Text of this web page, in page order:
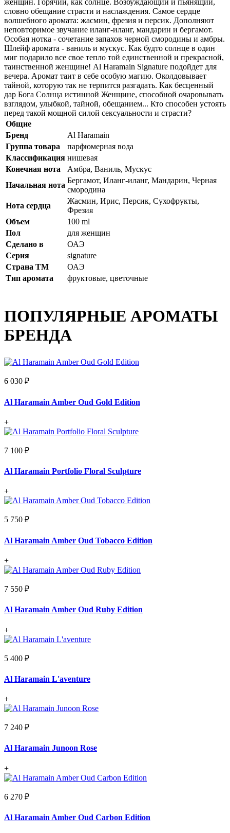
женщин. Горячий, как солнце. Возбуждающий и пьянящий,
словно обещание страсти и наслаждения. Самое сердце
волшебного аромата: жасмин, фрезия и персик. Дополняют
неповторимое звучание иланг-иланг, мандарин и бергамот.
Особая нотка - сочетание запахов черной смородины и амбры.
Шлейф аромата - ваниль и мускус. Как будто солнце в один
миг подарило все свое тепло той единственной и прекрасной,
таинственной женщине! Al Haramain Signature подойдет для
вечера. Аромат таит в себе особую магию. Околдовывает
тайной, которую так не терпится разгадать. Как бесценный
дар Бога Солнца истинной Женщине, способной очаровывать
взглядом, улыбкой, тайной, обещанием... Кто способен устоять
перед такой мощной силой сексуальности и страсти?
Общие
Бренд
Al Haramain
Группа товара
парфюмерная вода
Классификация нишевая
Конечная нота
Амбра, Ваниль, Мускус
Начальная нота
Бергамот, Иланг-иланг, Мандарин, Черная
смородина
Нота сердца
Жасмин, Ирис, Персик, Сухофрукты,
Фрезия
Объем
100 ml
Пол
для женщин
Сделано в
ОАЭ
Серия
signature
Страна ТМ
ОАЭ
Тип аромата
фруктовые, цветочные
ПОПУЛЯРНЫЕ АРОМАТЫ
БРЕНДА
6 030 ₽
Al Haramain Amber Oud Gold Edition
+
7 100 ₽
Al Haramain Portfolio Floral Sculpture
+
5 750 ₽
Al Haramain Amber Oud Tobacco Edition
+
7 550 ₽
Al Haramain Amber Oud Ruby Edition
+
5 400 ₽
Al Haramain L'aventure
+
7 240 ₽
Al Haramain Junoon Rose
+
6 270 ₽
Al Haramain Amber Oud Carbon Edition